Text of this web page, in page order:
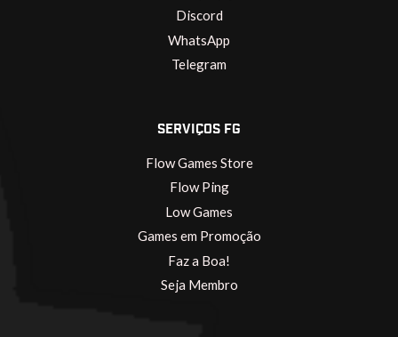
Discord
WhatsApp
Telegram
SERVIÇOS FG
Flow Games Store
Flow Ping
Low Games
Games em Promoção
Faz a Boa!
Seja Membro